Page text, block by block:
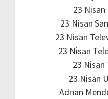
23
23 Nisan
23 Nisan
23 Nisan
23
23 Nisan
Adnan